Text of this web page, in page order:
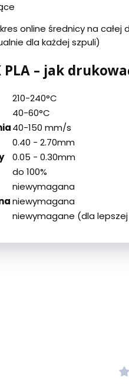
online średnicy na
dla każdej szpuli)
– jak
210-240°C
40-60°C
40-150 mm/s
0.40 - 2.70mm
0.05 - 0.30mm
do 100%
niewymagana
niewymagana
niewymagane (dla lepszej